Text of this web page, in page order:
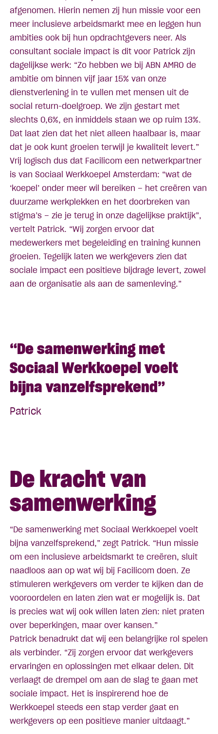
afgenomen. Hierin nemen zij hun missie voor een
meer inclusieve arbeidsmarkt mee en leggen hun
ambities ook bij hun opdrachtgevers neer. Als
consultant sociale impact is dit voor Patrick zijn
dagelijkse werk: “Zo hebben we bij ABN AMRO de
ambitie om binnen vijf jaar 15% van onze
dienstverlening in te vullen met mensen uit de
social return-doelgroep. We zijn gestart met
slechts 0,6%, en inmiddels staan we op ruim 13%.
Dat laat zien dat het niet alleen haalbaar is, maar
dat je ook kunt groeien terwijl je kwaliteit levert.”
Vrij logisch dus dat Facilicom een netwerkpartner
is van Sociaal Werkkoepel Amsterdam: “wat de
‘koepel’ onder meer wil bereiken – het creëren van
duurzame werkplekken en het doorbreken van
stigma’s – zie je terug in onze dagelijkse praktijk”,
vertelt Patrick. “Wij zorgen ervoor dat
medewerkers met begeleiding en training kunnen
groeien. Tegelijk laten we werkgevers zien dat
sociale impact een positieve bijdrage levert, zowel
aan de organisatie als aan de samenleving.”
“De samenwerking met
Sociaal Werkkoepel voelt
bijna vanzelfsprekend”
Patrick
De kracht van
samenwerking
“De samenwerking met Sociaal Werkkoepel voelt
bijna vanzelfsprekend,” zegt Patrick. “Hun missie
om een inclusieve arbeidsmarkt te creëren, sluit
naadloos aan op wat wij bij Facilicom doen. Ze
stimuleren werkgevers om verder te kijken dan de
vooroordelen en laten zien wat er mogelijk is. Dat
is precies wat wij ook willen laten zien: niet praten
over beperkingen, maar over kansen.”
Patrick benadrukt dat wij een belangrijke rol spelen
als verbinder. “Zij zorgen ervoor dat werkgevers
ervaringen en oplossingen met elkaar delen. Dit
verlaagt de drempel om aan de slag te gaan met
sociale impact. Het is inspirerend hoe de
Werkkoepel steeds een stap verder gaat en
werkgevers op een positieve manier uitdaagt.”